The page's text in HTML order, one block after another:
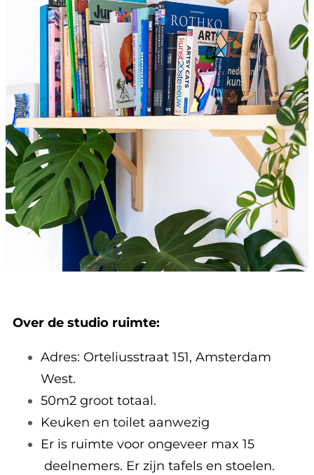
Over de studio ruimte:
Adres: Orteliusstraat 151, Amsterdam
West.
50m2 groot totaal.
Keuken en toilet aanwezig
Er is ruimte voor ongeveer max 15
deelnemers. Er zijn tafels en stoelen.